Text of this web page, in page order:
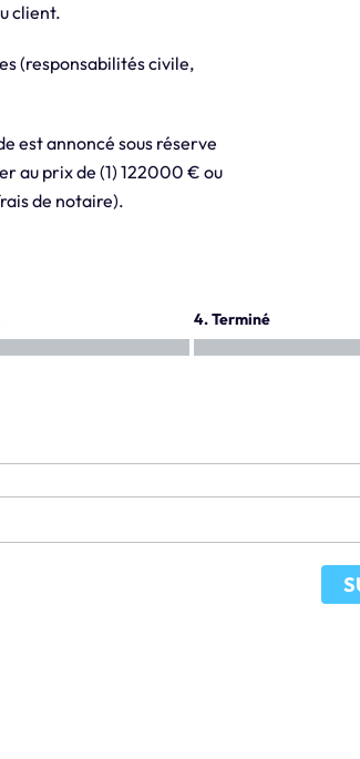
client.
(responsabilités civile,
est annoncé sous réserve
au prix de (1) 122000 € ou
de notaire).
4. Terminé